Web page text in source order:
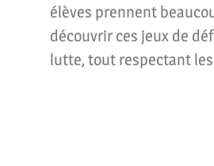
élèves prennent
découvrir ces jeux de
lutte, tout respectant